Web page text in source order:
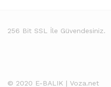
© 2020 E-BALIK | Voza.net
256 Bit SSL İle Güvendesiniz.